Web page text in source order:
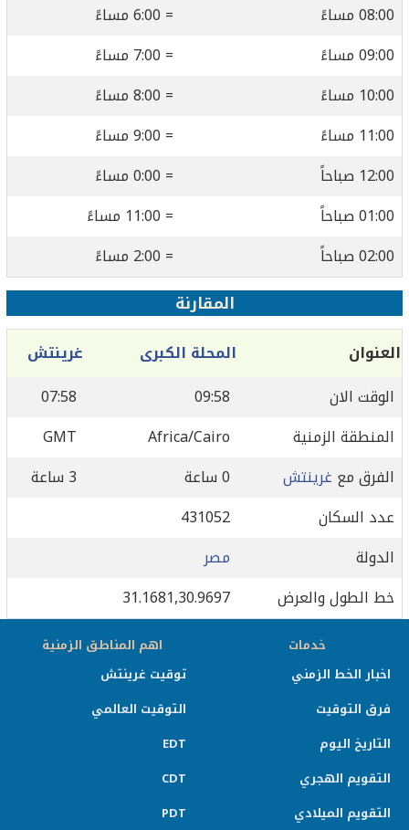
08:00 مساءً
= 6:00 مساءً
09:00 مساءً
= 7:00 مساءً
10:00 مساءً
= 8:00 مساءً
11:00 مساءً
= 9:00 مساءً
12:00 صباحاً
= 0:00 مساءً
01:00 صباحاً
= 11:00 مساءً
02:00 صباحاً
= 2:00 مساءً
المقارنة
العنوان المحلة الكبرى
غرينتش
الوقت الان
09:58
07:58
المنطقة الزمنية
Africa/Cairo
GMT
الفرق مع غرينتش 0 ساعة
3 ساعة
عدد السكان
431052
الدولة
مصر
خط الطول والعرض
31.1681,30.9697
خدمات
اخبار الخط الزمني
فرق التوقيت
التاريخ اليوم
التقويم الهجري
التقويم الميلادي
اهم المناطق الزمنية
توقيت غرينتش
التوقيت العالمي
EDT
CDT
PDT